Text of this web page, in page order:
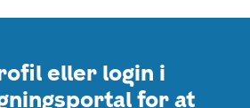
eller login i
for at